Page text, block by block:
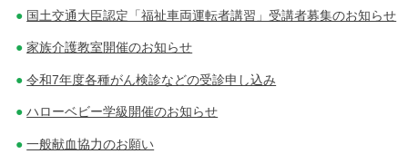
国土交通大臣認定「福祉車両運転者講習」受講者募集のお知らせ
家族介護教室開催のお知らせ
令和7年度各種がん検診などの受診申し込み
ハローベビー学級開催のお知らせ
一般献血協力のお願い